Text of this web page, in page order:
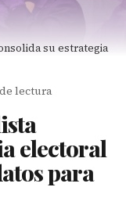
su estrategia
lectura
electoral
para